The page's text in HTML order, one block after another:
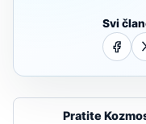
Svi
Pratite